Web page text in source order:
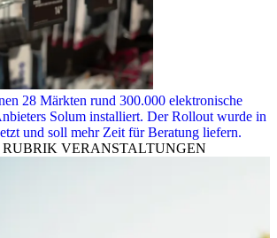
28 Märkten rund 300.000 elektronische
Solum installiert. Der Rollout wurde in
und soll mehr Zeit für Beratung liefern.
RUBRIK VERANSTALTUNGEN